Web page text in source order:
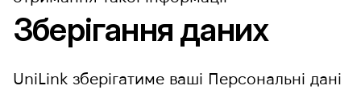
Зберігання даних
UniLink зберігатиме ваші Персональні дані